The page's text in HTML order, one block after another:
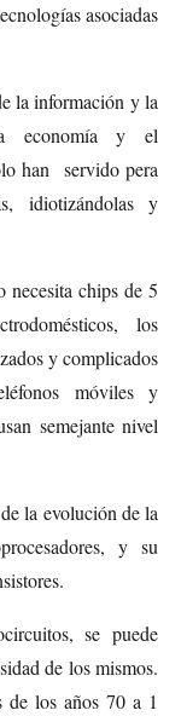
asociadas
la información y la
economía y el
han servido pera
idiotizándolas y
necesita chips de 5
los
y complicados
móviles y
semejante nivel
la evolución de la
y su
se puede
de los mismos.
los años 70 a 1